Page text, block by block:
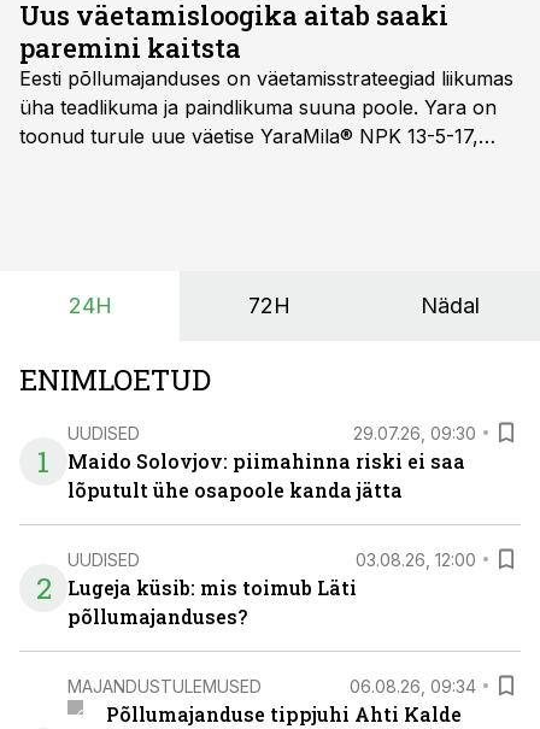
Uus väetamisloogika aitab saaki
paremini kaitsta
Eesti põllumajanduses on väetamisstrateegiad liikumas
üha teadlikuma ja paindlikuma suuna poole. Yara on
toonud turule uue väetise YaraMila® NPK 13-5-17,
24H 72H Nädal
ENIMLOETUD
1
UUDISED 29.07.26, 09:30
Maido Solovjov: piimahinna riski ei saa
lõputult ühe osapoole kanda jätta
2
UUDISED 03.08.26, 12:00
Lugeja küsib: mis toimub Läti
põllumajanduses?
MAJANDUSTULEMUSED 06.08.26, 09:34
Põllumajanduse tippjuhi Ahti Kalde